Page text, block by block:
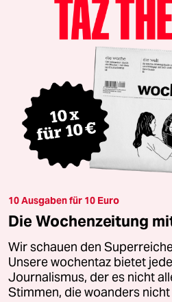
10 Ausgaben für 10 Euro
Die Wochenzeitung
Wir schauen den
Unsere wochentaz bietet
Journalismus, der es nicht
Stimmen, die woanders